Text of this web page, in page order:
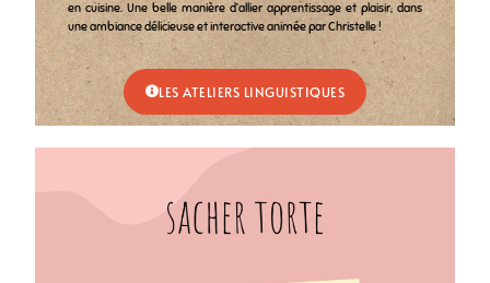
en cuisine. Une belle manière d’allier apprentissage et plaisir, dans
une ambiance délicieuse et interactive animée par Christelle !
LES ATELIERS LINGUISTIQUES